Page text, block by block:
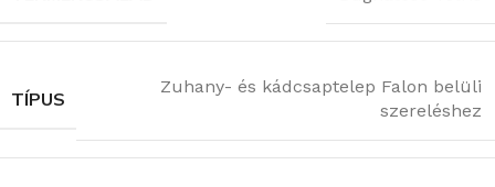
TÍPUS
Zuhany- és kádcsaptelep Falon belüli
szereléshez